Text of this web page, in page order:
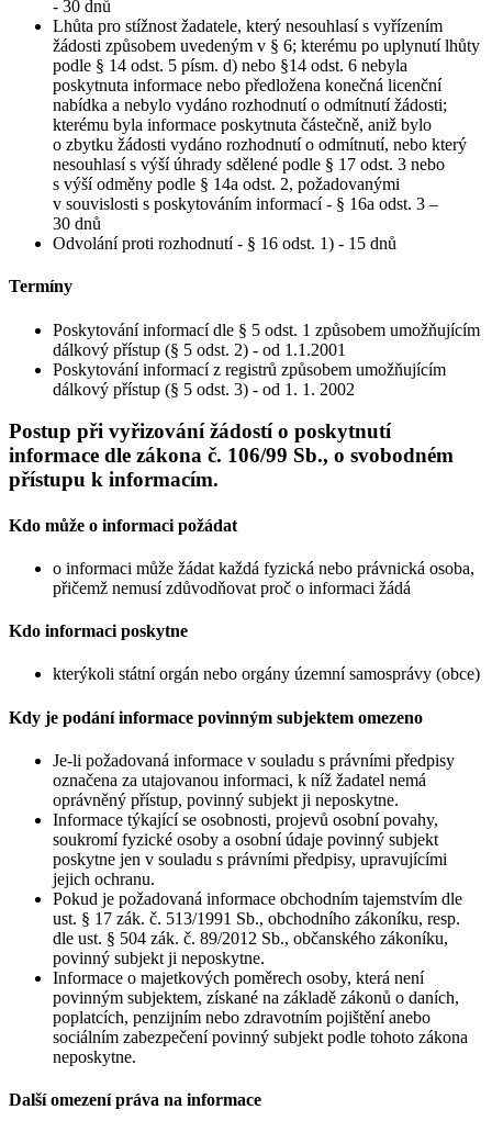
- 30 dnů
Lhůta pro stížnost žadatele, který nesouhlasí s vyřízením
žádosti způsobem uvedeným v § 6; kterému po uplynutí lhůty
podle § 14 odst. 5 písm. d) nebo §14 odst. 6 nebyla
poskytnuta informace nebo předložena konečná licenční
nabídka a nebylo vydáno rozhodnutí o odmítnutí žádosti;
kterému byla informace poskytnuta částečně, aniž bylo
o zbytku žádosti vydáno rozhodnutí o odmítnutí, nebo který
nesouhlasí s výší úhrady sdělené podle § 17 odst. 3 nebo
s výší odměny podle § 14a odst. 2, požadovanými
v souvislosti s poskytováním informací - § 16a odst. 3 –
30 dnů
Odvolání proti rozhodnutí - § 16 odst. 1) - 15 dnů
Termíny
Poskytování informací dle § 5 odst. 1 způsobem umožňujícím
dálkový přístup (§ 5 odst. 2) - od 1.1.2001
Poskytování informací z registrů způsobem umožňujícím
dálkový přístup (§ 5 odst. 3) - od 1. 1. 2002
Postup při vyřizování žádostí o poskytnutí
informace dle zákona č. 106/99 Sb., o svobodném
přístupu k informacím.
Kdo může o informaci požádat
o informaci může žádat každá fyzická nebo právnická osoba,
přičemž nemusí zdůvodňovat proč o informaci žádá
Kdo informaci poskytne
kterýkoli státní orgán nebo orgány územní samosprávy (obce)
Kdy je podání informace povinným subjektem omezeno
Je-li požadovaná informace v souladu s právními předpisy
označena za utajovanou informaci, k níž žadatel nemá
oprávněný přístup, povinný subjekt ji neposkytne.
Informace týkající se osobnosti, projevů osobní povahy,
soukromí fyzické osoby a osobní údaje povinný subjekt
poskytne jen v souladu s právními předpisy, upravujícími
jejich ochranu.
Pokud je požadovaná informace obchodním tajemstvím dle
ust. § 17 zák. č. 513/1991 Sb., obchodního zákoníku, resp.
dle ust. § 504 zák. č. 89/2012 Sb., občanského zákoníku,
povinný subjekt ji neposkytne.
Informace o majetkových poměrech osoby, která není
povinným subjektem, získané na základě zákonů o daních,
poplatcích, penzijním nebo zdravotním pojištění anebo
sociálním zabezpečení povinný subjekt podle tohoto zákona
neposkytne.
Další omezení práva na informace